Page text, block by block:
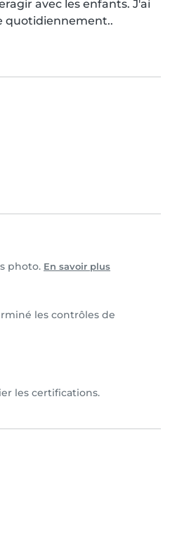
avec les enfants. J'ai
quotidiennement..
photo. En savoir plus
les contrôles de
les certifications.